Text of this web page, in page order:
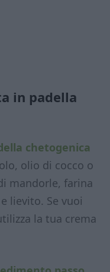
in padella
chetogenica
olio di cocco o
mandorle, farina
lievito. Se vuoi
la tua crema